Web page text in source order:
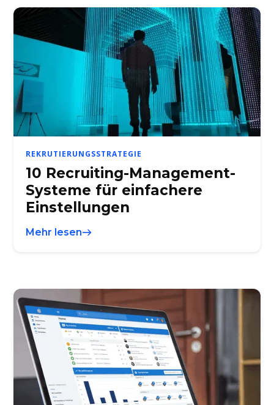
REKRUTIERUNGSSTRATEGIE
10 Recruiting-Management-
Systeme für einfachere
Einstellungen
Mehr lesen